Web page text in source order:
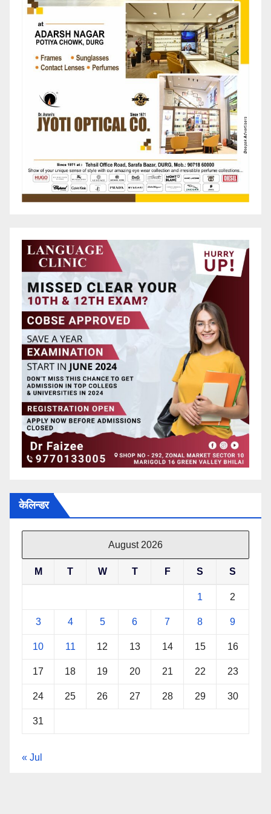
केलिन्डर
August 2026
M T W T F S S
1 2
3 4 5 6 7 8 9
10 11 12 13 14 15 16
17 18 19 20 21 22 23
24 25 26 27 28 29 30
31
« Jul